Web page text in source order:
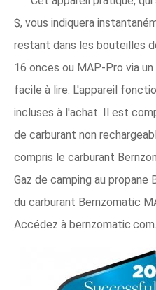
$, vous indiquera
restant dans les bouteilles
16 onces ou MAP-Pro via
facile à lire. L'appareil
incluses à l'achat. Il est
de carburant non
compris le carburant
Gaz de camping au
du carburant Bernzomatic
Accédez à bernzomatic.com.